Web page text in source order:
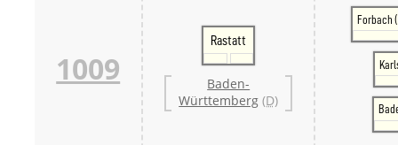
1009
Rastatt
Baden-
Württemberg (D)
Forbach